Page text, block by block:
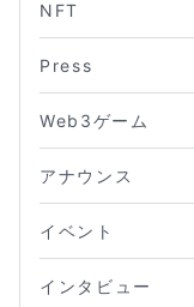
NFT
Press
Web3ゲーム
アナウンス
イベント
インタビュー